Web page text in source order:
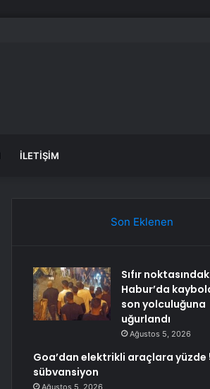
İLETIŞIM
Son Eklenen
Sıfır
Habur’da
son yolculuğuna
uğurlandı
Ağustos 5, 2026
Goa’dan elektrikli araçlara yüzde
sübvansiyon
Ağustos 5, 2026